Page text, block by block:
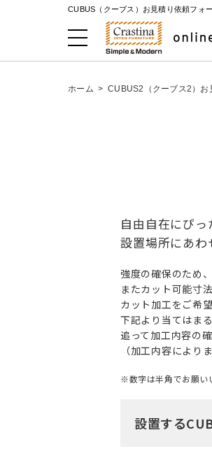
CUBUS（クーブス）お見積り依頼フォ
ホーム > CUBUS2（クーブス2）お
自由自在にぴ
設置場所にあわ
強度の確保のため
またカット可能寸
カット加工をご希
下記より当てはま
追って加工内容の
（加工内容により
※数字は半角でお願い
設置する